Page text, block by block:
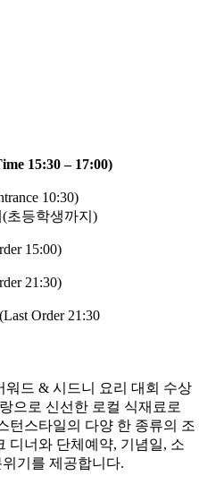
15:30 – 17:00)
10:30)
초등학생까지)
15:00)
21:30)
Order 21:30
워드 & 시드니 요리 대회 수상
으로 신선한 로컬 식재료로
턴스타일의 다양 한 종류의 조
디너와 단체예약, 기념일, 소
기를 제공합니다.